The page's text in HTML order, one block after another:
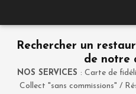
Rechercher un
de notre
NOS SERVICES : Carte de
Collect "sans commissions" /